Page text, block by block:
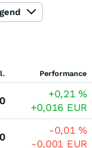
Performance
0
+0,21%
+0,016 EUR
0
-0,01%
-0,001 EUR